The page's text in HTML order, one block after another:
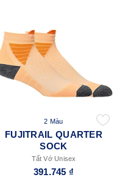
2 Màu
FUJITRAIL QUARTER
SOCK
Tất Vớ Unisex
391.745 ₫